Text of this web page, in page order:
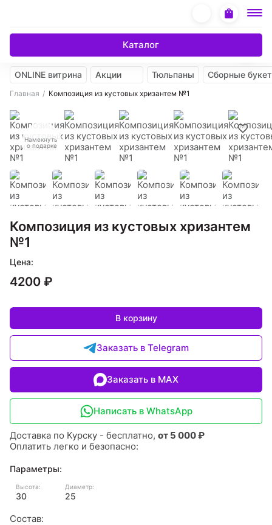
Каталог
ONLINE витрина Акции Тюльпаны Сборные
Главная Композиция из кустовых хризантем №1
Намекнуть
о подарке
Композиция из кустовых хризантем
№1
Цена:
4200 ₽
В корзину
Заказать в Telegram
Заказать в MAX
Написать в WhatsApp
Доставка по Курску - бесплатно, от 5 000 ₽
Оплатить легко и безопасно:
Параметры:
Высота:
30
Диаметр:
25
Состав: